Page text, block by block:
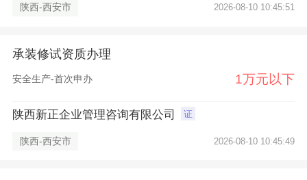
陕西-西安市 2026-08-10 10:45:51
承装修试资质办理
安全生产-首次申办 1万元以下
陕西新正企业管理咨询有限公司 证
陕西-西安市 2026-08-10 10:45:49